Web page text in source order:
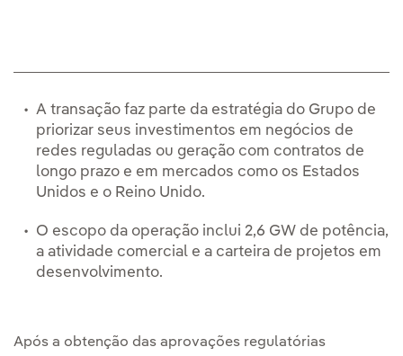
A transação faz parte da estratégia do Grupo de
priorizar seus investimentos em negócios de
redes reguladas ou geração com contratos de
longo prazo e em mercados como os Estados
Unidos e o Reino Unido.
O escopo da operação inclui 2,6 GW de potência,
a atividade comercial e a carteira de projetos em
desenvolvimento.
Após a obtenção das aprovações regulatórias